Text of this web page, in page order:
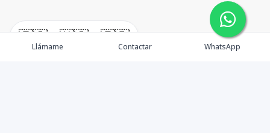
🇪🇸 🇺🇸 🇫🇷
Llámame Contactar WhatsApp